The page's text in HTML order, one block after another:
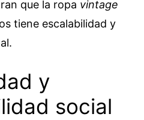
que la ropa vintage
tiene escalabilidad y
y
social